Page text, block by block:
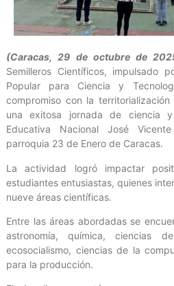
(Caracas, 29 de octubre de
Semilleros Científicos, impulsado
Popular para Ciencia y
compromiso con la
una exitosa jornada de ciencia
Educativa Nacional José
parroquia 23 de Enero de Caracas.
La actividad logró impactar
estudiantes entusiastas, quienes
nueve áreas científicas.
Entre las áreas abordadas se
astronomía, química, ciencias
ecosocialismo, ciencias de la
para la producción.